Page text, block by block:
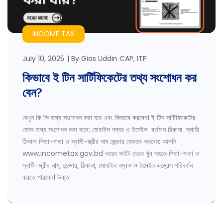
INCOME TAX
July 10, 2025 By Gias Uddin CAP, ITP
কিভাবে ই টিন সার্টিফিকেটের তথ্য সংশোধন কর
বেন?
দেখুন কি কি তথ্য সংশোধন করা যায় এবং কিভাবে করবেন। ই টিন সার্টিফিকেটের
যেসব তথ্য সংশোধন করা যাবে: মোবাইল নম্বর ও ইমেইল বর্তমান ঠিকানা স্থায়ী
ঠিকানা পিতা-মাতা ও স্বামী-স্ত্রীর নাম জেন্ডার যেভাবে করবেন: আপনি
www.incometax.gov.bd ওয়েব সাইট থেকে খুব সহজে পিতা-মাতা ও
স্বামী-স্ত্রীর নাম, জেন্ডার, ঠিকানা, মোবাইল নম্বও ও ইমেইল এড্রেস পরিবর্তন
করতে পারবেন। উক্ত